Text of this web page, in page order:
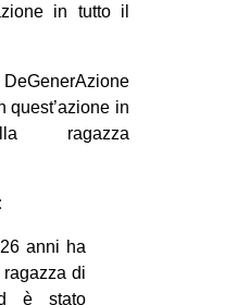
in tutto il
quest’azione in
ragazza
anni ha
di
è stato